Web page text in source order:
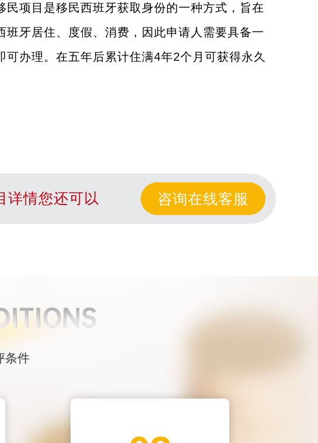
民项目是移民西班牙获取身份的一种方式，旨在
班牙居住、度假、消费，因此申请人需要具备一
可办理。在五年后累计住满4年2个月可获得永久
详情您还可以 咨询在线客服
条件